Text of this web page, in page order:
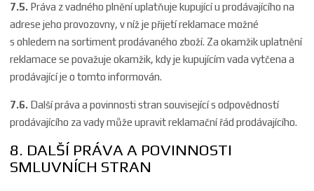
7.5. Práva z vadného plnění uplatňuje kupující u prodávajícího na
adrese jeho provozovny, v níž je přijetí reklamace možné
s ohledem na sortiment prodávaného zboží. Za okamžik uplatnění
reklamace se považuje okamžik, kdy je kupujícím vada vytčena a
prodávající je o tomto informován.
7.6. Další práva a povinnosti stran související s odpovědností
prodávajícího za vady může upravit reklamační řád prodávajícího.
8. DALŠÍ PRÁVA A POVINNOSTI
SMLUVNÍCH STRAN